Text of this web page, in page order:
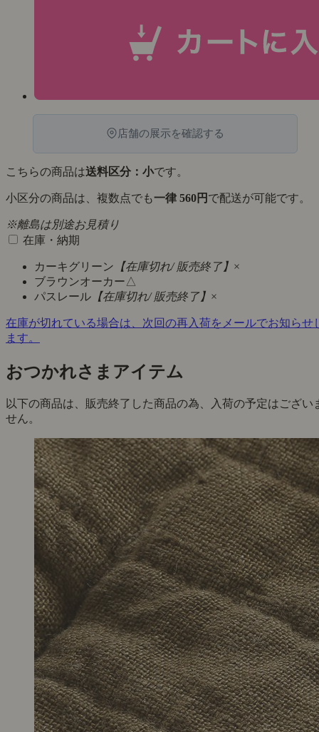
店舗の展示を確認する
こちらの商品は送料区分：小です。
小区分の商品は、複数点でも一律 560円 で配送が可能です。
※離島は別途お見積り
在庫・納期
カーキグリーン 【在庫切れ/ 販売終了】 ×
ブラウンオーカー△
パスレール 【在庫切れ/ 販売終了】 ×
在庫が切れている場合は、次回の再入荷をメールでお知らせ
ます。
おつかれさまアイテム
以下の商品は、販売終了した商品の為、入荷の予定はござい
せん。